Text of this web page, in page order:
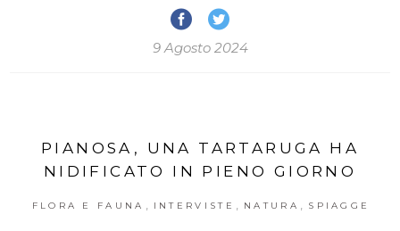
9 Agosto 2024
PIANOSA, UNA TARTARUGA HA
NIDIFICATO IN PIENO GIORNO
FLORA E FAUNA INTERVISTE NATURA SPIAGGE